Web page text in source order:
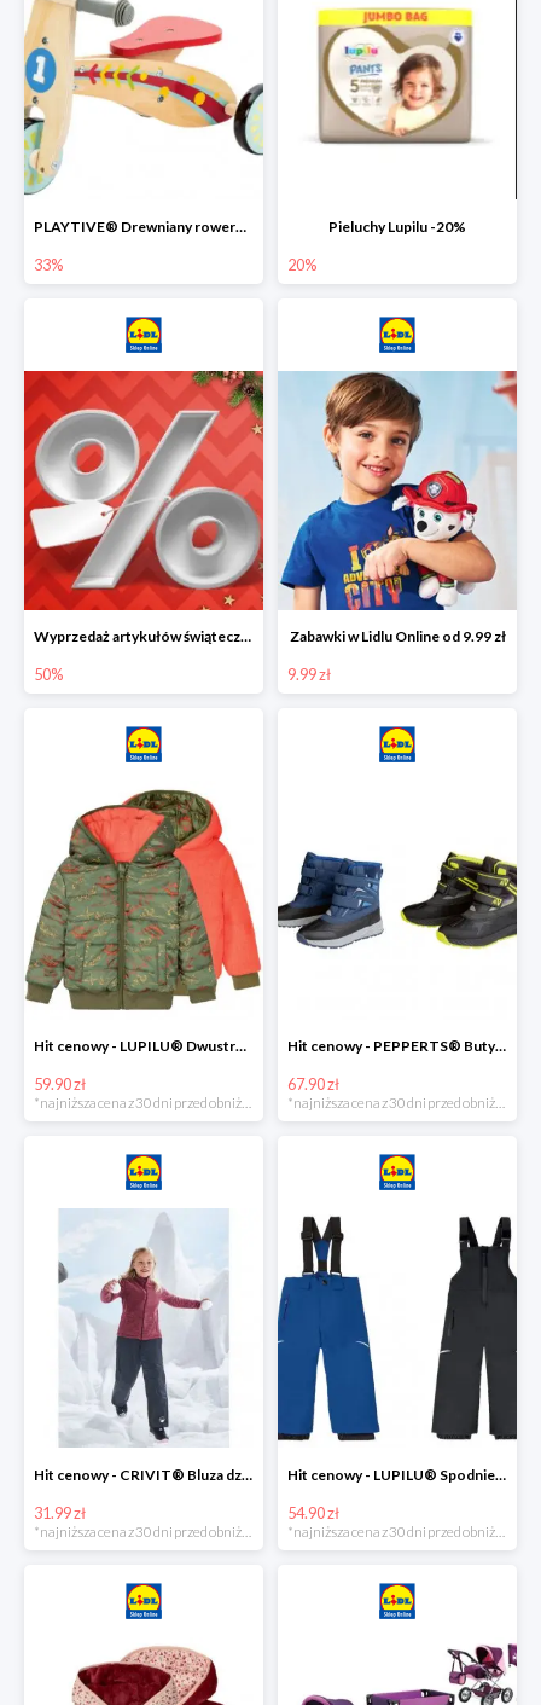
PLAYTIVE® Drewniany rowerek biegowy -33%
33%
Pieluchy Lupilu -20%
20%
Wyprzedaż artykułów świątecznych w Lidlu Online
50%
Zabawki w Lidlu Online od 9.99 zł
9.99 zł
Hit cenowy - LUPILU® Dwustronna kurtka dziecięca z polarem
59.90 zł
*najniższa cena z 30 dni przed obniżką
Hit cenowy - PEPPERTS® Buty zimowe chłopięce
67.90 zł
*najniższa cena z 30 dni przed obniżką
Hit cenowy - CRIVIT® Bluza dziewczęca z polaru
31.99 zł
Hit cenowy - LUPILU® Spodnie narciarskie chłopięce
54.90 zł